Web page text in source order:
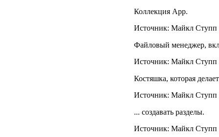
Коллекция App.
Источник: Майкл Ступп
Файловый менеджер,
Источник: Майкл Ступп
Костяшка, которая
Источник: Майкл Ступп
... создавать разделы.
Источник: Майкл Ступп